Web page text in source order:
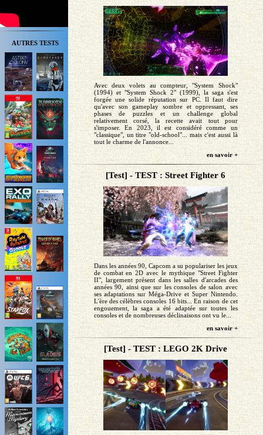
AUTRES TESTS
Avec deux volets au compteur, "System Shock"
(1994) et "System Shock 2" (1999), la saga s'est
forgée une solide réputation sur PC. Il faut dire
qu'avec son gameplay sombre et oppressant, ses
phases de puzzles et un challenge global
relativement corsé, la recette avait tout pour
s'imposer. En 2023, il est considéré comme un
"classique", un titre "old-school"... mais c'est aussi là
tout le charme de l'annonce...
en savoir +
[Test] - TEST : Street Fighter 6
Dans les années 90, Capcom a su populariser les jeux
de combat en 2D avec le mythique "Street Fighter
II", largement présent dans les salles d'arcades des
années 90, ainsi que sur les consoles de salon avec
ses adaptations sur Méga-Drive et Super Nintendo.
L'ère des célèbres consoles 16 bits... En raison de cet
engouement, la saga a été adaptée sur toutes les
consoles et de nombreuses déclinaisons ont vu le...
en savoir +
[Test] - TEST : LEGO 2K Drive